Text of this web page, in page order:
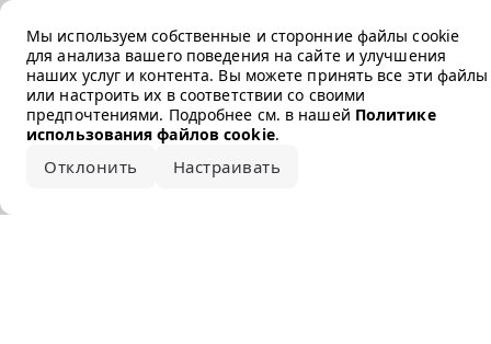
Мы используем собственные и сторонние файлы cookie
для анализа вашего поведения на сайте и улучшения
наших услуг и контента. Вы можете принять все эти файлы
или настроить их в соответствии со своими
предпочтениями. Подробнее см. в нашей Политике
использования файлов cookie.
Отклонить Настраивать
Error loading the brand